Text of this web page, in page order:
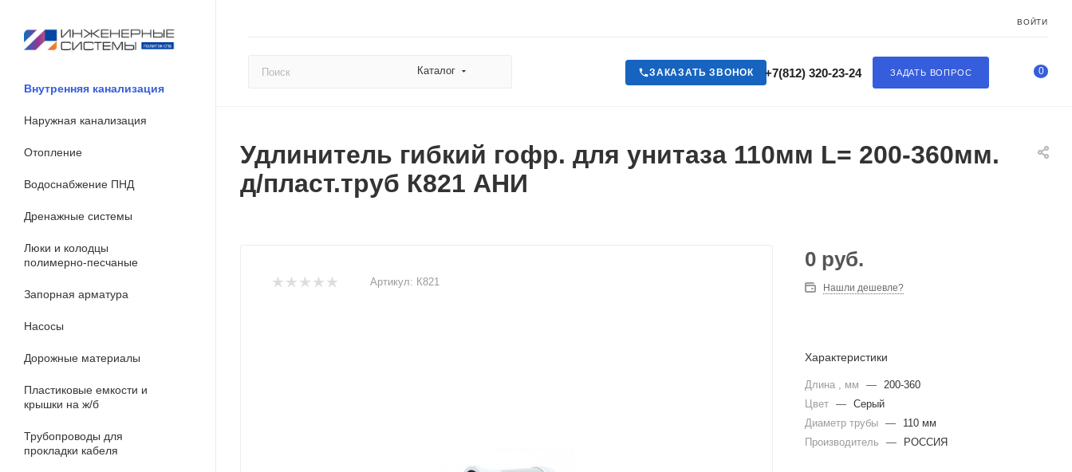
ВОЙТИ
Каталог ЗАДАТЬ ВОПРОС
+7(812) 320-23-24
ЗАКАЗАТЬ ЗВОНОК 0
Внутренняя канализация
Наружная канализация
Отопление
Водоснабжение ПНД
Дренажные системы
Люки и колодцы
полимерно-песчаные
Запорная арматура
Насосы
Дорожные материалы
Пластиковые емкости и
крышки на ж/б
Трубопроводы для
прокладки кабеля
Удлинитель гибкий гофр. для унитаза 110мм L= 200-360мм.
д/пласт.труб К821 АНИ
Артикул: К821
0 руб.
Нашли дешевле?
Характеристики
Длина , мм — 200-360
Цвет — Серый
Диаметр трубы —
110 мм
Производитель
— РОССИЯ